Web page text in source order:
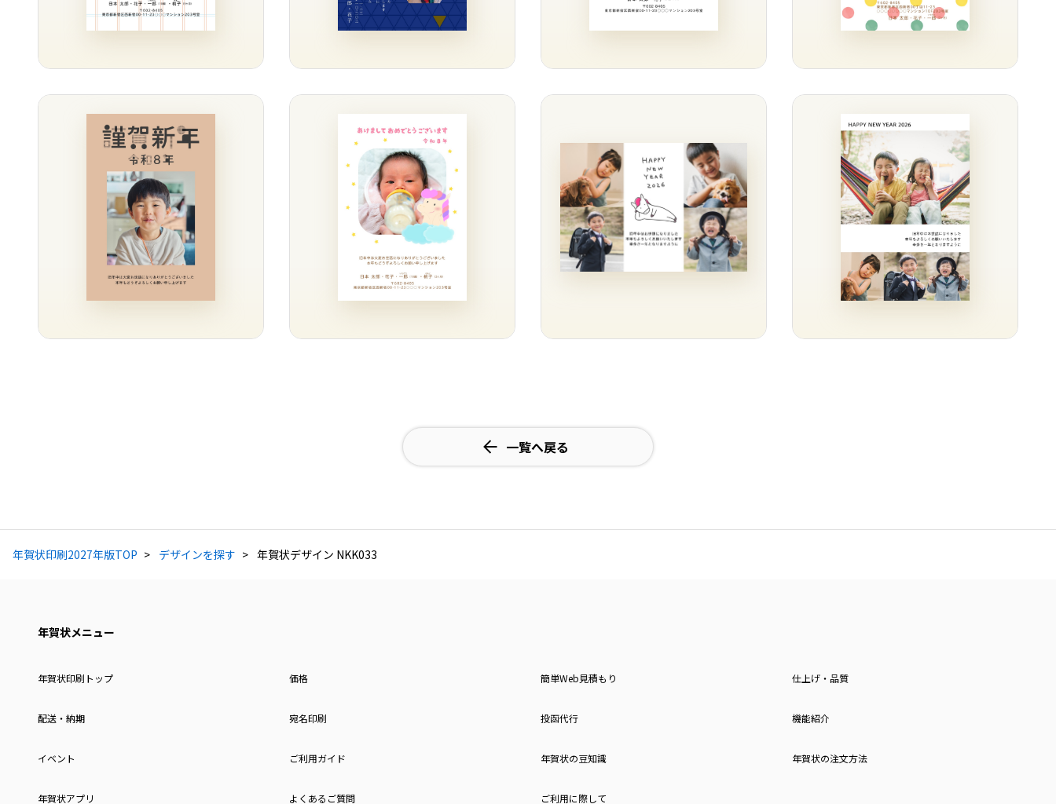
一覧へ戻る
年賀状印刷2027年版TOP デザインを探す 年賀状デザイン NKK033
年賀状メニュー
年賀状印刷トップ 価格 簡単Web見積もり 仕上げ・品質
配送・納期 宛名印刷 投函代行 機能紹介
イベント ご利用ガイド 年賀状の豆知識 年賀状の注文方法
年賀状アプリ よくあるご質問 ご利用に際して